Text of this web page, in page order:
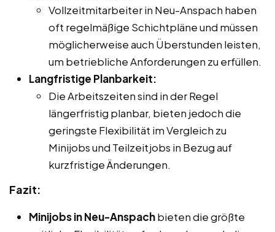
Vollzeitmitarbeiter in Neu-Anspach haben
oft regelmäßige Schichtpläne und müssen
möglicherweise auch Überstunden leisten,
um betriebliche Anforderungen zu erfüllen.
Langfristige Planbarkeit:
Die Arbeitszeiten sind in der Regel
längerfristig planbar, bieten jedoch die
geringste Flexibilität im Vergleich zu
Minijobs und Teilzeitjobs in Bezug auf
kurzfristige Änderungen.
Fazit:
Minijobs in Neu-Anspachbieten die größte